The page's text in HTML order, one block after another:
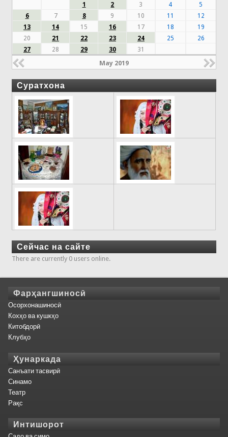
1
2 3 4
5
6
7 8 9 10 11
12
13
14 15 16 17 18
19
20
21 22 23 24 25
26
27
28 29 30 31
May 2019
Суратхона
Сейчас на сайте
There are currently 0 users online.
Фарҳангшиносӣ
Осорхонашиносӣ
Кохҳо ва кушкҳо
Китобдорӣ
Клубҳо
Ҳунаркада
Санъати тасвирӣ
Синамо
Театр
Рақс
Интишорот